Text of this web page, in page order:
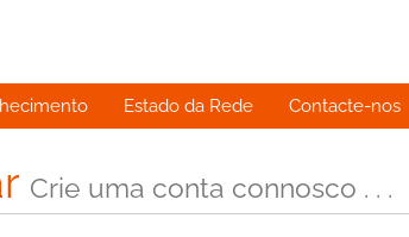
Estado da Rede Contacte-nos
Crie uma conta connosco . . .